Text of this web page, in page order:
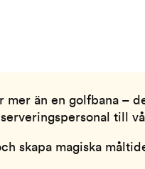
mer än en golfbana –
till
skapa magiska